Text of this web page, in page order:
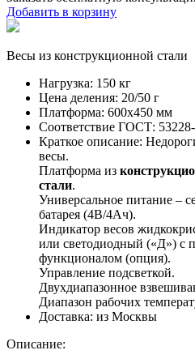
Добавить в корзину
Весы из конструкционной стали
Нагрузка: 150 кг
Цена деления: 20/50 г
Платформа: 600х450 мм
Соответствие ГОСТ:
Краткое описание:
весы.
Платформа из
стали.
Универсальное питание –
батарея (4В/4Ач).
Индикатор весов
или светодиодный («Д») с
функционалом (опция).
Управление подсветкой.
Двухдиапазонное
Диапазон рабочих
Доставка: из Москвы
Описание: